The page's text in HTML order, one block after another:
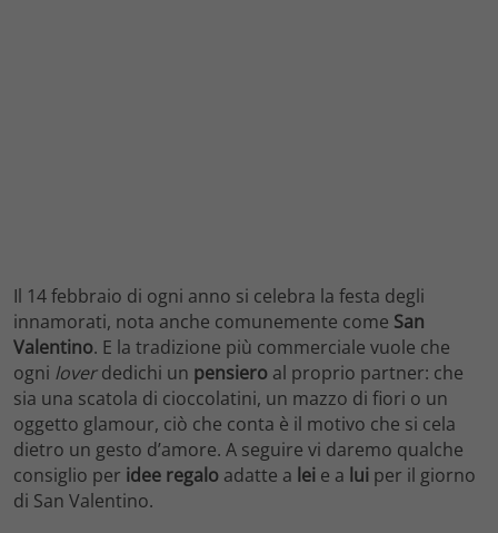
Il 14 febbraio di ogni anno si celebra la festa degli
innamorati, nota anche comunemente come San
Valentino. E la tradizione più commerciale vuole che
ogni loverdedichi un pensiero al proprio partner: che
sia una scatola di cioccolatini, un mazzo di fiori o un
oggetto glamour, ciò che conta è il motivo che si cela
dietro un gesto d’amore. A seguire vi daremo qualche
consiglio per idee regalo adatte a lei e a lui per il giorno
di San Valentino.